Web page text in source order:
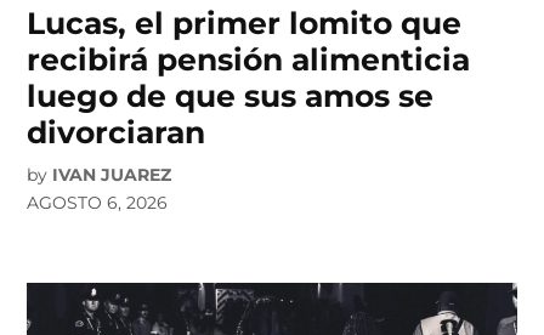
Lucas, el primer lomito que
recibirá pensión alimenticia
luego de que sus amos se
divorciaran
by IVAN JUAREZ
AGOSTO 6, 2026